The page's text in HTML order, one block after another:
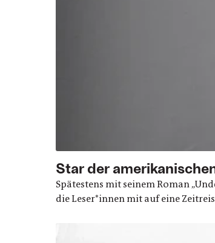
Star der
Spätestens mit seinem Roman
die Leser*innen mit auf eine